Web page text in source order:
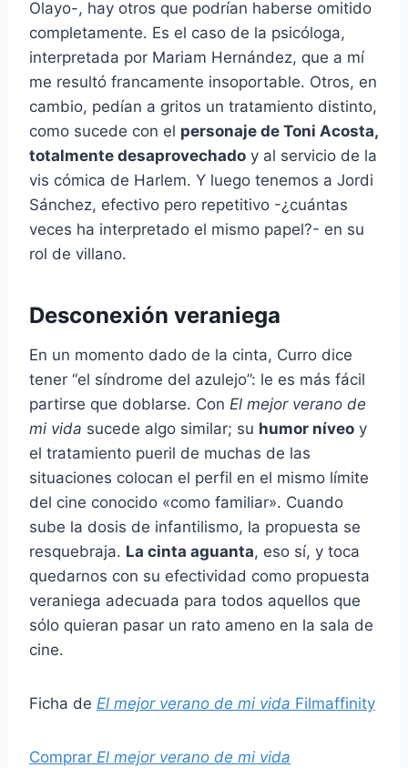
Olayo-, hay otros que podrían haberse omitido
completamente. Es el caso de la psicóloga,
interpretada por Mariam Hernández, que a mí
me resultó francamente insoportable. Otros, en
cambio, pedían a gritos un tratamiento distinto,
como sucede con el personaje de Toni Acosta,
totalmente desaprovechado y al servicio de la
vis cómica de Harlem. Y luego tenemos a Jordi
Sánchez, efectivo pero repetitivo -¿cuántas
veces ha interpretado el mismo papel?- en su
rol de villano.
Desconexión veraniega
En un momento dado de la cinta, Curro dice
tener “el síndrome del azulejo”: le es más fácil
partirse que doblarse. Con El mejor verano de
mi vida sucede algo similar; su humor níveo y
el tratamiento pueril de muchas de las
situaciones colocan el perfil en el mismo límite
del cine conocido «como familiar». Cuando
sube la dosis de infantilismo, la propuesta se
resquebraja. La cinta aguanta, eso sí, y toca
quedarnos con su efectividad como propuesta
veraniega adecuada para todos aquellos que
sólo quieran pasar un rato ameno en la sala de
cine.
Ficha de El mejor verano de mi vida Filmaffinity
Comprar El mejor verano de mi vida